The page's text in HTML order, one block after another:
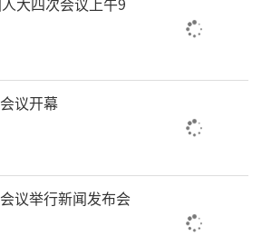
鸥，那是白鹭。这些年，
在这儿迁徙或栖息，很多已
‘留鸟’，这说明咱们汾
是越来越好了。”
家住太原市小店区亲贤社
这些年，看着汾河水一天天
澈起来，他特别欣慰。2020
总书记来到汾河太原城区晋
议开幕
议举行新闻发布会